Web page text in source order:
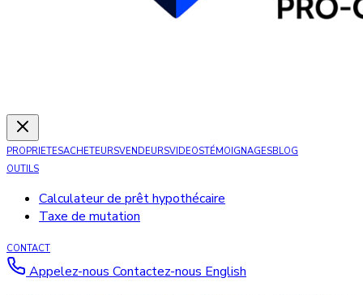
PROPRIETESACHETEURSVENDEURSVIDEOSTÉMOIGNAGESBLOG
OUTILS
Calculateur de prêt hypothécaire
Taxe de mutation
CONTACT
Appelez-nous Contactez-nous English